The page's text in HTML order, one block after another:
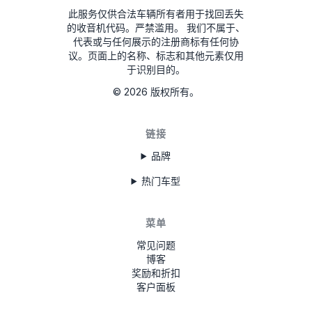
此服务仅供合法车辆所有者用于找回丢失
的收音机代码。严禁滥用。
我们不属于、
代表或与任何展示的注册商标有任何协
议。页面上的名称、标志和其他元素仅用
于识别目的。
© 2026 版权所有。
链接
品牌
热门车型
菜单
常见问题
博客
奖励和折扣
客户面板